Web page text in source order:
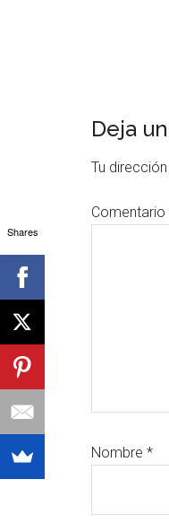
con
Deja
Tu
Comentario
Nombre *
Shares